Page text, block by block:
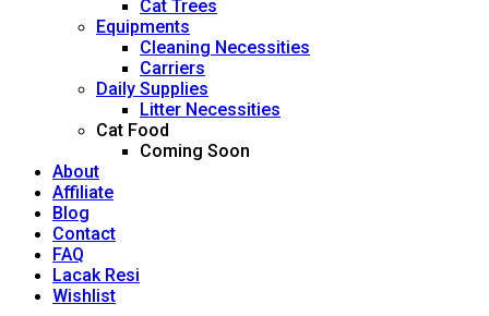
Cat Trees
Equipments
Cleaning Necessities
Carriers
Daily Supplies
Litter Necessities
Cat Food
Coming Soon
About
Affiliate
Blog
Contact
FAQ
Lacak Resi
Wishlist